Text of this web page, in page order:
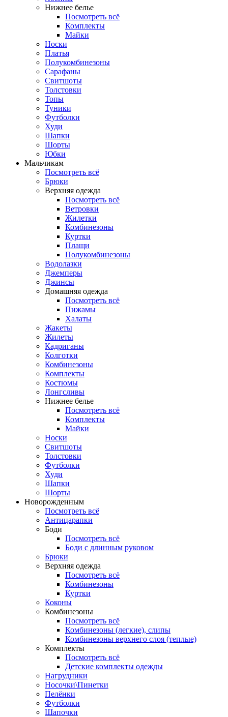
Нижнее белье
Посмотреть всё
Комплекты
Майки
Носки
Платья
Полукомбинезоны
Сарафаны
Свитшоты
Толстовки
Топы
Туники
Футболки
Худи
Шапки
Шорты
Юбки
Мальчикам
Посмотреть всё
Брюки
Верхняя одежда
Посмотреть всё
Ветровки
Жилетки
Комбинезоны
Куртки
Плащи
Полукомбинезоны
Водолазки
Джемперы
Джинсы
Домашняя одежда
Посмотреть всё
Пижамы
Халаты
Жакеты
Жилеты
Кадриганы
Колготки
Комбинезоны
Комплекты
Костюмы
Лонгсливы
Нижнее белье
Посмотреть всё
Комплекты
Майки
Носки
Свитшоты
Толстовки
Футболки
Худи
Шапки
Шорты
Новорожденным
Посмотреть всё
Антицарапки
Боди
Посмотреть всё
Боди с длинным руковом
Брюки
Верхняя одежда
Посмотреть всё
Комбинезоны
Куртки
Коконы
Комбинезоны
Посмотреть всё
Комбинезоны (легкие), слипы
Комбинезоны верхнего слоя (теплые)
Комплекты
Посмотреть всё
Детские комплекты одежды
Нагрудники
Носочки\Пинетки
Пелёнки
Футболки
Шапочки